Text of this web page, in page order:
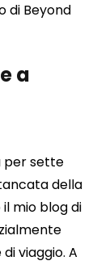
di Beyond
a
per sette
della
mio blog di
viaggio. A